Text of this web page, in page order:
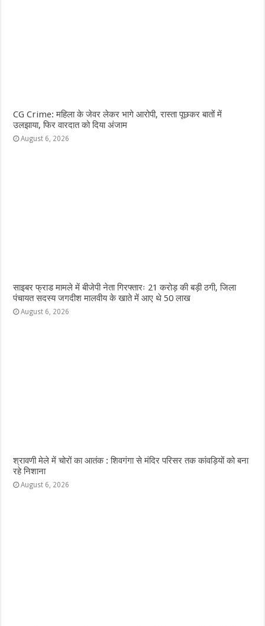
CG Crime: महिला के जेवर लेकर भागे आरोपी, रास्ता पूछकर बातों में
उलझाया, फिर वारदात को दिया अंजाम
August 6, 2026
साइबर फ्राड मामले में बीजेपी नेता गिरफ्तारः 21 करोड़ की बड़ी ठगी, जिला
पंचायत सदस्य जगदीश मालवीय के खाते में आए थे 50 लाख
August 6, 2026
श्रावणी मेले में चोरों का आतंक : शिवगंगा से मंदिर परिसर तक कांवड़ियों को बना
रहे निशाना
August 6, 2026